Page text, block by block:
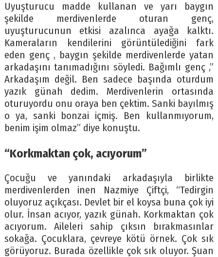
Uyuşturucu madde kullanan ve yarı baygın
şekilde merdivenlerde oturan genç,
uyuşturucunun etkisi azalınca ayağa kalktı.
Kameraların kendilerini görüntülediğini fark
eden genç , baygın şekilde merdivenlerde yatan
arkadaşını tanımadığını söyledi. Bağımlı genç ,”
Arkadaşım değil. Ben sadece başında oturdum
yazık günah dedim. Merdivenlerin ortasında
oturuyordu onu oraya ben çektim. Sanki bayılmış
o ya, sanki bonzai içmiş. Ben kullanmıyorum,
benim işim olmaz” diye konuştu.
“Korkmaktan çok, acıyorum”
Çocuğu ve yanındaki arkadaşıyla birlikte
merdivenlerden inen Nazmiye Çiftçi, “Tedirgin
oluyoruz açıkçası. Devlet bir el koysa buna çok iyi
olur. İnsan acıyor, yazık günah. Korkmaktan çok
acıyorum. Aileleri sahip çıksın bırakmasınlar
sokağa. Çocuklara, çevreye kötü örnek. Çok sık
görüyoruz. Burada özellikle çok sık oluyor. Şuan